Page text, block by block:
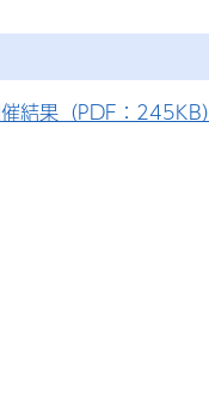
結果（PDF：245KB）